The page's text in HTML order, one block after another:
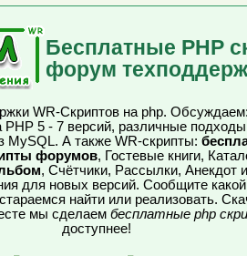
Бесплатные PHP
форум
WR-Скриптов на php.
PHP 5 - 7 версий, различные
MySQL. А также WR-скрипты:
форумов, Гостевые книги,
, Счётчики, Рассылки, Анекдот
для новых версий. Сообщите
найти или реализовать.
мы сделаем бесплатные php
доступнее!